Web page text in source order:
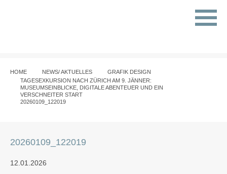
HOME NEWS/ AKTUELLES
GRAFIK DESIGN
TAGESEXKURSION NACH ZÜRICH AM 9. JÄNNER:
MUSEUMSEINBLICKE, DIGITALE ABENTEUER UND EIN
VERSCHNEITER START
20260109_122019
20260109_122019
12.01.2026